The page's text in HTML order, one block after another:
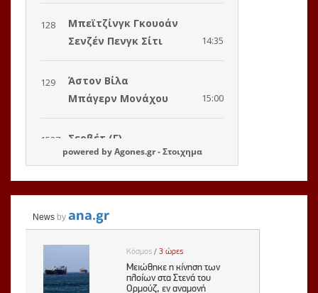
powered byAgones.gr-Στοιχημα